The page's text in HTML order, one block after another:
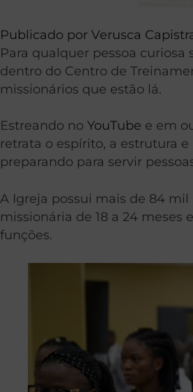
Publicado por Verusca
Para qualquer pessoa curiosa
dentro do Centro de
missionários que estão lá.
Estreando no YouTube e em
retrata o espírito, a estrutura
preparando para servir
A Igreja possui mais de 84
missionária de 18 a 24 meses
funções.